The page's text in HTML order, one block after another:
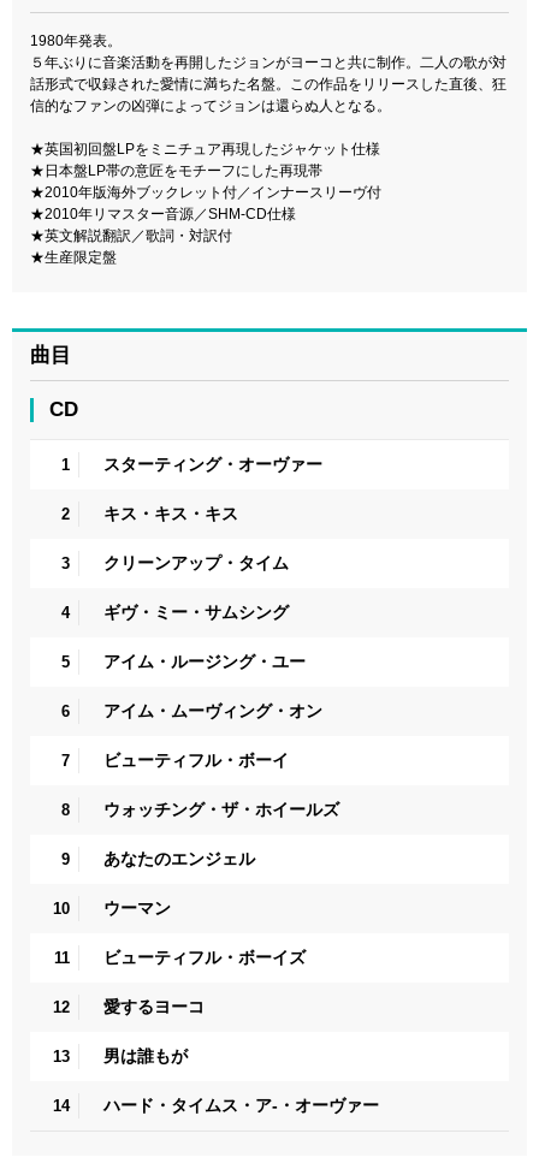
1980年発表。
５年ぶりに音楽活動を再開したジョンがヨーコと共に制作。二人の歌が対
話形式で収録された愛情に満ちた名盤。この作品をリリースした直後、狂
信的なファンの凶弾によってジョンは還らぬ人となる。
★英国初回盤LPをミニチュア再現したジャケット仕様
★日本盤LP帯の意匠をモチーフにした再現帯
★2010年版海外ブックレット付／インナースリーヴ付
★2010年リマスター音源／SHM-CD仕様
★英文解説翻訳／歌詞・対訳付
★生産限定盤
曲目
CD
1 スターティング・オーヴァー
2 キス・キス・キス
3 クリーンアップ・タイム
4 ギヴ・ミー・サムシング
5 アイム・ルージング・ユー
6 アイム・ムーヴィング・オン
7 ビューティフル・ボーイ
8 ウォッチング・ザ・ホイールズ
9 あなたのエンジェル
10 ウーマン
11 ビューティフル・ボーイズ
12 愛するヨーコ
13 男は誰もが
14 ハード・タイムス・ア-・オーヴァー